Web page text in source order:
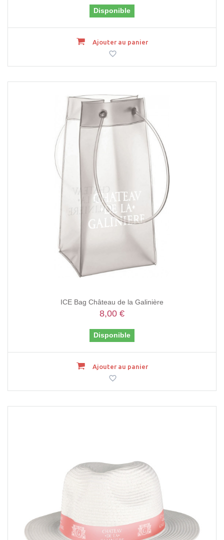
Disponible
Ajouter au panier
ICE Bag Château de la Galinière
8,00 €
Disponible
Ajouter au panier